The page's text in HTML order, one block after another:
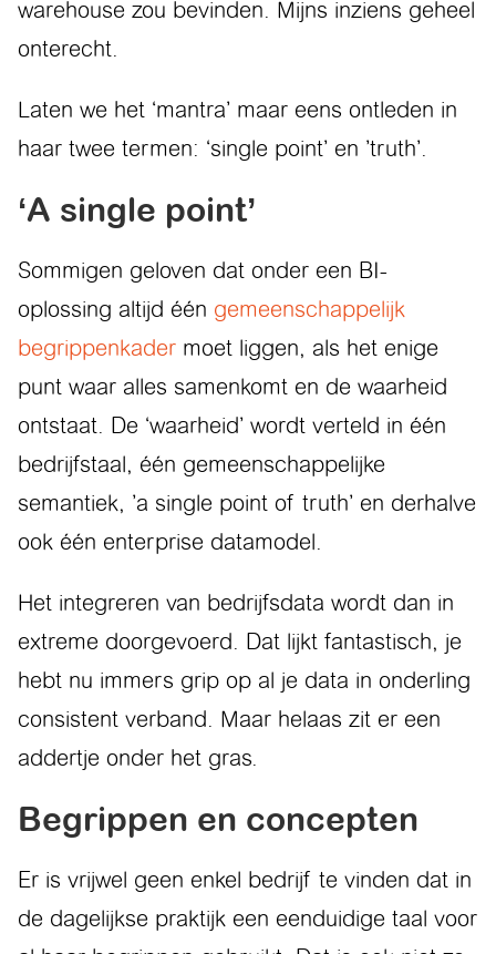
warehouse zou bevinden. Mijns inziens geheel
onterecht.
Laten we het ‘mantra’ maar eens ontleden in
haar twee termen: ‘single point’ en ’truth’.
‘A single point’
Sommigen geloven dat onder een BI-
oplossing altijd één gemeenschappelijk
begrippenkader moet liggen, als het enige
punt waar alles samenkomt en de waarheid
ontstaat. De ‘waarheid’ wordt verteld in één
bedrijfstaal, één gemeenschappelijke
semantiek, ’a single point of truth’ en derhalve
ook één enterprise datamodel.
Het integreren van bedrijfsdata wordt dan in
extreme doorgevoerd. Dat lijkt fantastisch, je
hebt nu immers grip op al je data in onderling
consis­tent verband. Maar helaas zit er een
addertje onder het gras.
Begrippen en concepten
Er is vrijwel geen enkel bedrijf te vinden dat in
de dagelijkse praktijk een eenduidige taal voor